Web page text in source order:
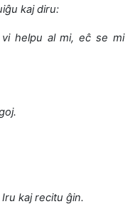
kaj diru:
helpu al mi, eĉ se mi
kaj recitu ĝin.